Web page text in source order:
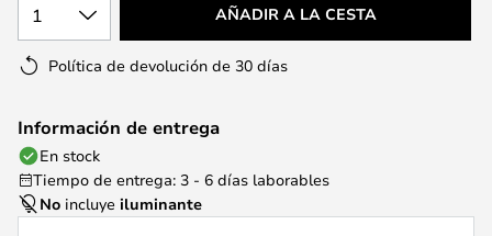
1 AÑADIR A LA CESTA
Política de devolución de 30 días
Información de entrega
En stock
Tiempo de entrega: 3 - 6 días laborables
No incluye iluminante